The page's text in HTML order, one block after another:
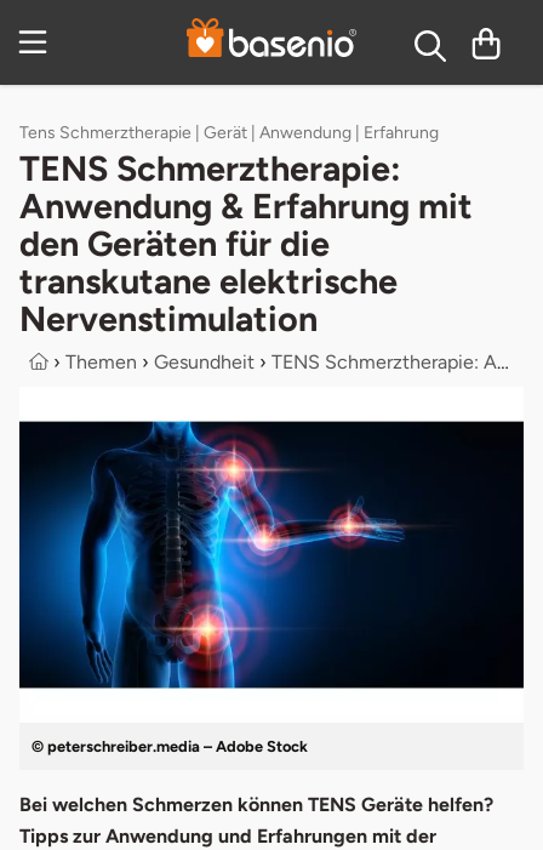
Inhaltsverzeichnis
Tens Schmerztherapie | Gerät | Anwendung | Erfahrung
TENS Schmerztherapie:
Anwendung & Erfahrung mit
den Geräten für die
transkutane elektrische
Nervenstimulation
› Themen › Gesundheit › TENS Schmerztherapie: Anwendung & E...
© peterschreiber.media – Adobe Stock
Bei welchen Schmerzen können TENS Geräte helfen?
Tipps zur Anwendung und Erfahrungen mit der